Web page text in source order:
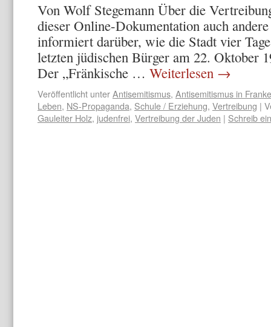
Von Wolf Stegemann Über die
dieser Online-Dokumentation auch
informiert darüber, wie die Stadt vier
letzten jüdischen Bürger am 22. Oktober
Der „Fränkische … Weiterlesen →
Veröffentlicht unterAntisemitismus, Antisemitismus in
Leben, NS-Propaganda, Schule / Erziehung, Vertreibung |
Gauleiter Holz, judenfrei, Vertreibung der Juden | Schreib